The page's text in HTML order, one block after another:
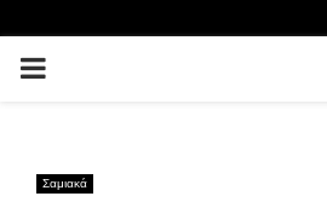
PRIMARY
Σαμιακά